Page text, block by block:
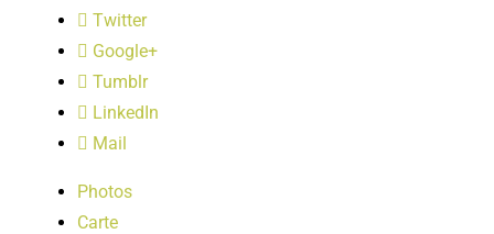
PRATIQUE
LOISIRS
PUBLICATIONS
Twitter
Google+
Tumblr
LinkedIn
Mail
Photos
Carte